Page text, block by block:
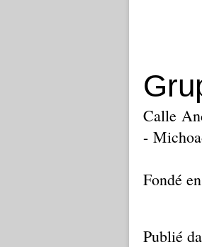
Calle
-
Fondé
Publié